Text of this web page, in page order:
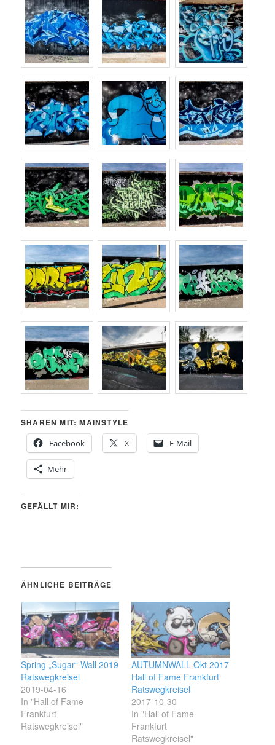
SHAREN MIT: MAINSTYLE
Facebook
X E-Mail
Mehr
GEFÄLLT MIR:
ÄHNLICHE BEITRÄGE
Spring „Sugar“ Wall 2019
Ratswegkreisel
2019-04-16
In "Hall of Fame
Frankfurt
Ratswegkreisel"
AUTUMNWALL Okt 2017
Hall of Fame Frankfurt
Ratswegkreisel
2017-10-30
In "Hall of Fame
Frankfurt
Ratswegkreisel"